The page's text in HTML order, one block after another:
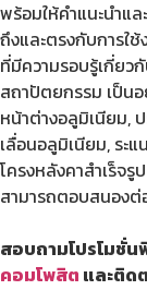
พร้อมให้คำแนะนำแ
ถึงและตรงกับการใ
ที่มีความรอบรู้เกี่ยว
สถาปัตยกรรม เป็น
หน้าต่างอลูมิเนียม,
เลื่อนอลูมิเนียม, ระ
โครงหลังคาสำเร็จรู
สามารถตอบสนองต่
สอบถามโปรโมชั่น
คอมโพสิต และติด